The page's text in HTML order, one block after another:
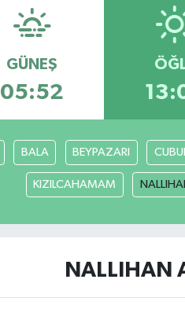
GÜNEŞ
05:52
BALA BEYPAZARI
KIZILCAHAMAM
NALLIHAN